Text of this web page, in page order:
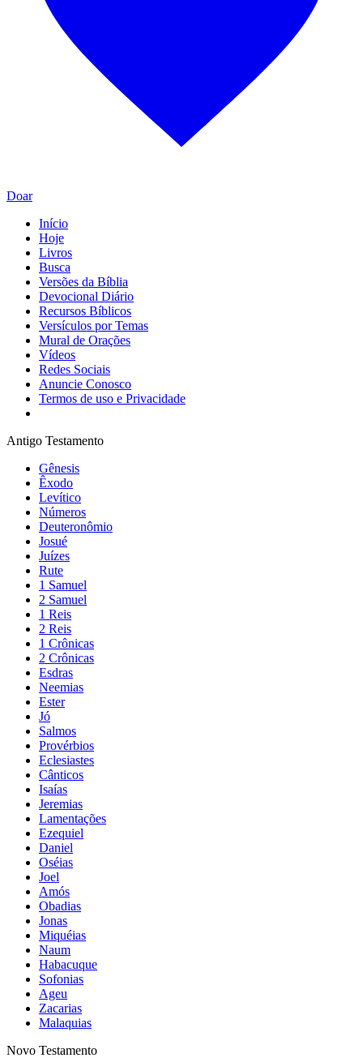
Doar
Início
Hoje
Livros
Busca
Versões da Bíblia
Devocional Diário
Recursos Bíblicos
Versículos por Temas
Mural de Orações
Vídeos
Redes Sociais
Anuncie Conosco
Termos de uso e Privacidade
Antigo Testamento
Gênesis
Êxodo
Levítico
Números
Deuteronômio
Josué
Juízes
Rute
1 Samuel
2 Samuel
1 Reis
2 Reis
1 Crônicas
2 Crônicas
Esdras
Neemias
Ester
Jó
Salmos
Provérbios
Eclesiastes
Cânticos
Isaías
Jeremias
Lamentações
Ezequiel
Daniel
Oséias
Joel
Amós
Obadias
Jonas
Miquéias
Naum
Habacuque
Sofonias
Ageu
Zacarias
Malaquias
Novo Testamento